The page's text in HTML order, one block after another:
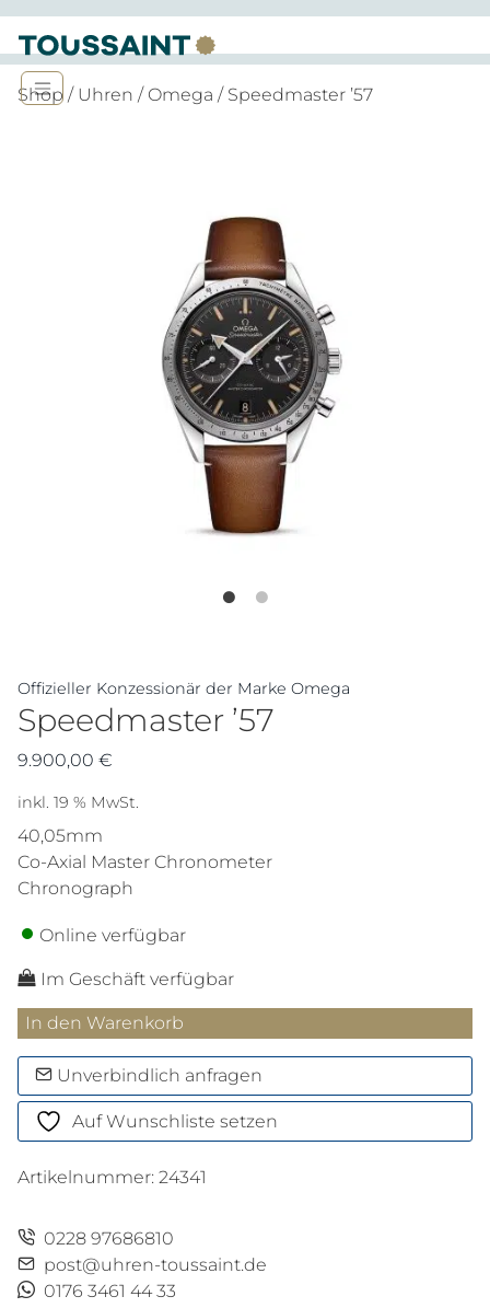
Shop / Uhren / Omega / Speedmaster ’57
Offizieller Konzessionär der Marke Omega
Speedmaster ’57
9.900,00 €
inkl. 19 % MwSt.
40,05mm
Co-Axial Master Chronometer
Chronograph
Online verfügbar
Im Geschäft verfügbar
Speedmaster
'57
Menge
In den Warenkorb
Unverbindlich anfragen
Auf Wunschliste setzen
Artikelnummer: 24341
0228 97686810
post@uhren-toussaint.de
0176 3461 44 33